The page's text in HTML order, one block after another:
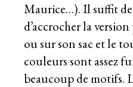
Maurice…). Il suffit
d’accrocher la
ou sur son sac et le
couleurs sont assez
beaucoup de motifs.